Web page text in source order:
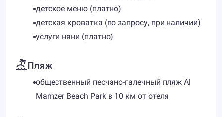
детское меню (платно)
детская кроватка (по запросу, при наличии)
услуги няни (платно)
Пляж
общественный песчано-галечный пляж Al
Mamzer Beach Park в 10 км от отеля